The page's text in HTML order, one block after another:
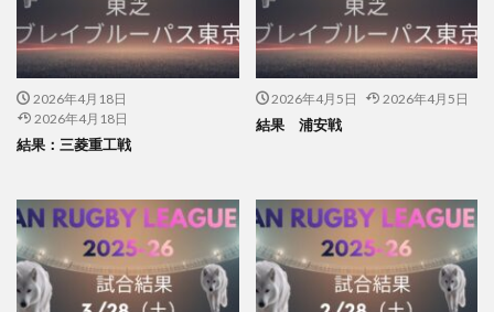
2026年4月18日
2026年4月18日
結果：三菱重工戦
2026年4月5日 2026年4月5日
結果 浦安戦